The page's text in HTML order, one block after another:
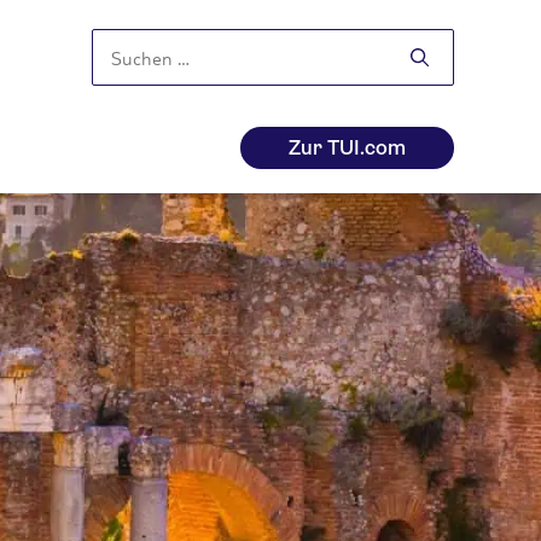
nach:
Zur TUI.com